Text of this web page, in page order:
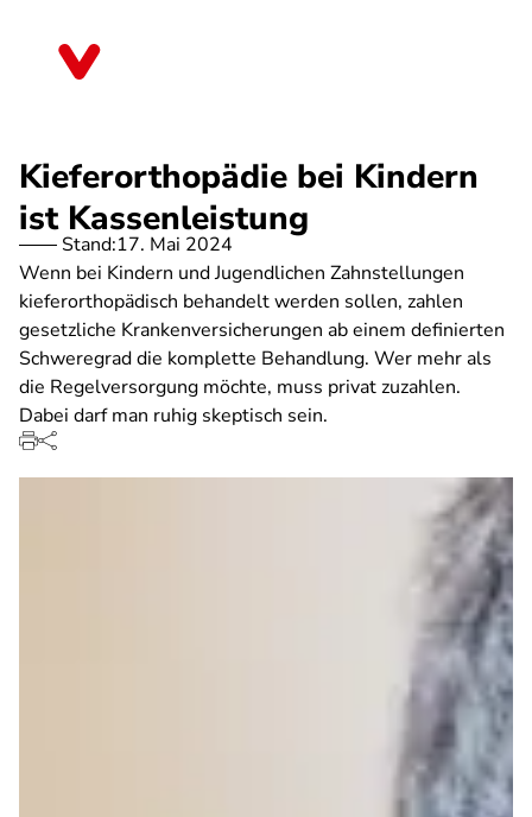
Kieferorthopädie bei Kindern
ist Kassenleistung
Stand:17. Mai 2024
Wenn bei Kindern und Jugendlichen Zahnstellungen
kieferorthopädisch behandelt werden sollen, zahlen
gesetzliche Krankenversicherungen ab einem definierten
Schweregrad die komplette Behandlung. Wer mehr als
die Regelversorgung möchte, muss privat zuzahlen.
Dabei darf man ruhig skeptisch sein.